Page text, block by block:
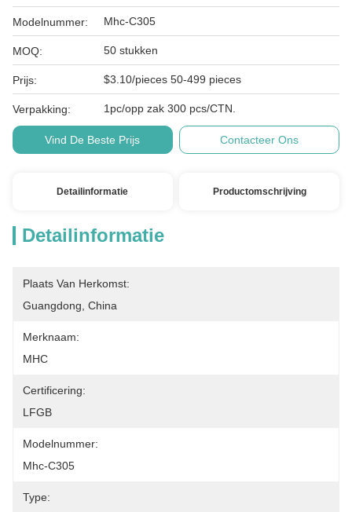
Modelnummer: Mhc-C305
MOQ: 50 stukken
Prijs: $3.10/pieces 50-499 pieces
Verpakking: 1pc/opp zak 300 pcs/CTN.
Vind De Beste Prijs Contacteer Ons
Detailinformatie Productomschrijving
Detailinformatie
Plaats Van Herkomst:
Guangdong, China
Merknaam:
MHC
Certificering:
LFGB
Modelnummer:
Mhc-C305
Type: